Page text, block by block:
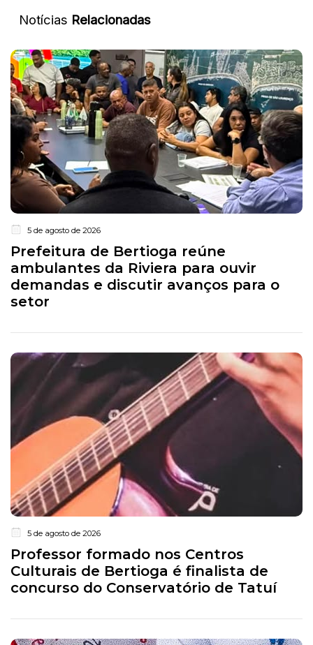
Notícias Relacionadas
5 de agosto de 2026
Prefeitura de Bertioga reúne
ambulantes da Riviera para ouvir
demandas e discutir avanços para o
setor
5 de agosto de 2026
Professor formado nos Centros
Culturais de Bertioga é finalista de
concurso do Conservatório de Tatuí